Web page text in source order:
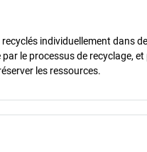
individuellement dans
le processus de recyclage,
les ressources.